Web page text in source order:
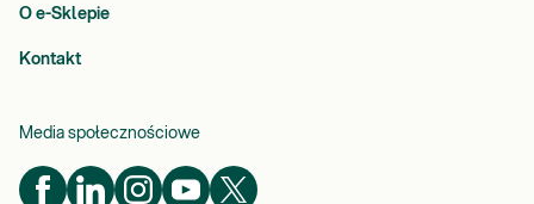
O e-Sklepie
Kontakt
Media społecznościowe